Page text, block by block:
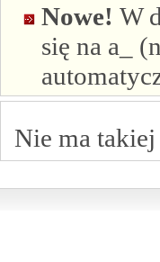
Nowe! W
się na a_
Nie ma